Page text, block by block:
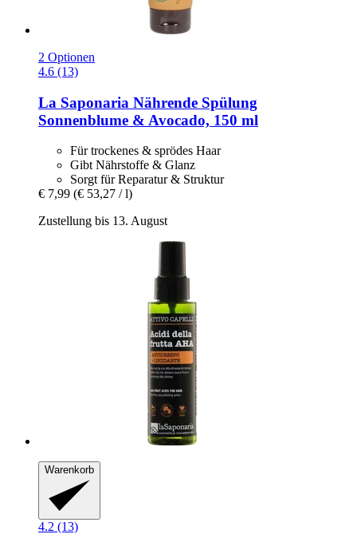
2 Optionen
4.6 (13)
La Saponaria Nährende Spülung
Sonnenblume & Avocado, 150 ml
Für trockenes & sprödes Haar
Gibt Nährstoffe & Glanz
Sorgt für Reparatur & Struktur
€ 7,99 (€ 53,27 / l)
Zustellung bis 13. August
Warenkorb
4.2 (13)